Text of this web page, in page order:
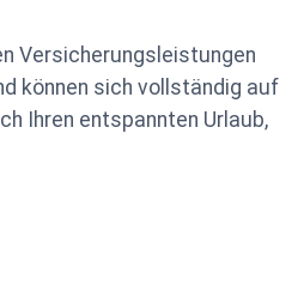
Versicherungsleistungen
können sich vollständig auf
Ihren entspannten Urlaub,